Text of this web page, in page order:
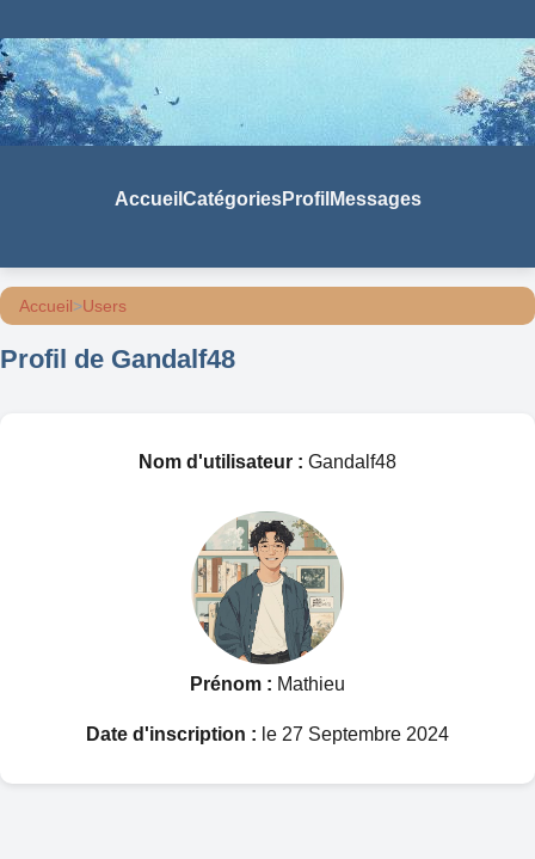
Accueil CatégoriesProfil Messages
Accueil>Users
Profil de Gandalf48
Nom d'utilisateur : Gandalf48
Prénom : Mathieu
Date d'inscription : le 27 Septembre 2024